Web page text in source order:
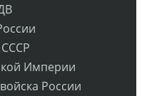
Империи
России